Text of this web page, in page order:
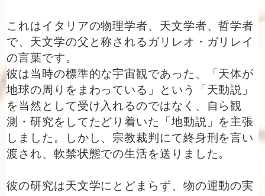
これはイタリアの物理学者、天文学者、哲学者
で、天文学の父と称されるガリレオ・ガリレイ
の言葉です。
彼は当時の標準的な宇宙観であった、「天体が
地球の周りをまわっている」という「天動説」
を当然として受け入れるのではなく、自ら観
測・研究をしてたどり着いた「地動説」を主張
しました。しかし、宗教裁判にて終身刑を言い
渡され、軟禁状態での生活を送りました。
彼の研究は天文学にとどまらず、物の運動の実